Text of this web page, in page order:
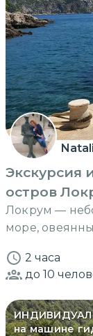
Экскурсия
остров
Локрум —
море,
2 часа
до 10
на машине